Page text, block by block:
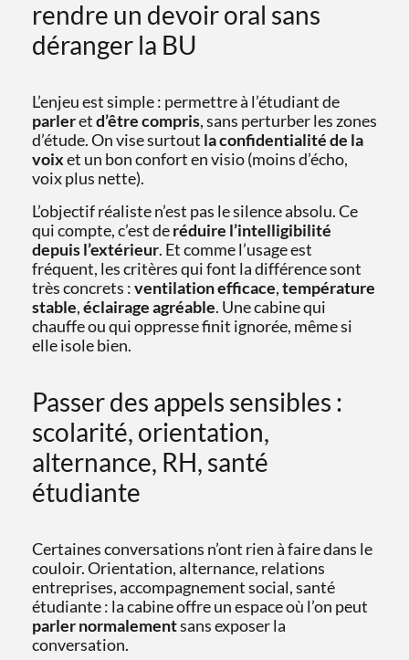
rendre un devoir oral sans
déranger la BU
L’enjeu est simple : permettre à l’étudiant de
parleretd’être compris, sans perturber les zones
d’étude. On vise surtout la confidentialité de la
voixet un bon confort en visio (moins d’écho,
voix plus nette).
L’objectif réaliste n’est pas le silence absolu. Ce
qui compte, c’est deréduire l’intelligibilité
depuis l’extérieur. Et comme l’usage est
fréquent, les critères qui font la différence sont
très concrets :ventilation efficace,température
stable,éclairage agréable. Une cabine qui
chauffe ou qui oppresse finit ignorée, même si
elle isole bien.
Passer des appels sensibles :
scolarité, orientation,
alternance, RH, santé
étudiante
Certaines conversations n’ont rien à faire dans le
couloir. Orientation, alternance, relations
entreprises, accompagnement social, santé
étudiante : la cabine offre un espace où l’on peut
parler normalementsans exposer la
conversation.